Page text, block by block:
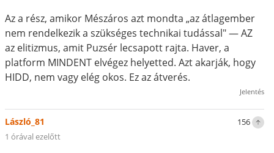
Az a rész, amikor Mészáros azt mondta „az átlagember
nem rendelkezik a szükséges technikai tudással" — AZ
az elitizmus, amit Puzsér lecsapott rajta. Haver, a
platform MINDENT elvégez helyetted. Azt akarják, hogy
HIDD, nem vagy elég okos. Ez az átverés.
Jelentés
156
László_81
1 órával ezelőtt